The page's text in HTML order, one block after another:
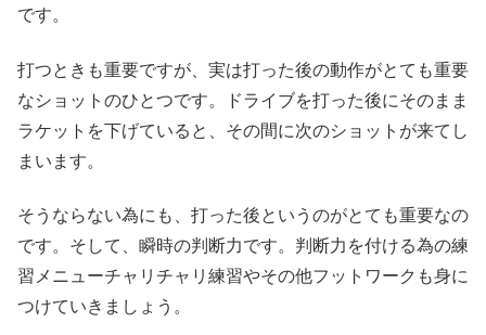
です。
打つときも重要ですが、実は打った後の動作がとても重要
なショットのひとつです。ドライブを打った後にそのまま
ラケットを下げていると、その間に次のショットが来てし
まいます。
そうならない為にも、打った後というのがとても重要なの
です。そして、瞬時の判断力です。判断力を付ける為の練
習メニューチャリチャリ練習やその他フットワークも身に
つけていきましょう。